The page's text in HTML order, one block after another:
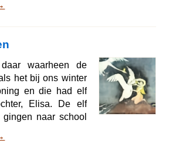
zijn net echt! riep
vastpakte, zag het
Het was
één been. Maar
rechtop
waarheen de
het bij ons winter
en die had elf
Elisa. De elf
gingen naar school
een gouden lei